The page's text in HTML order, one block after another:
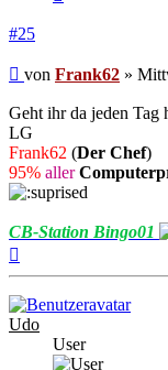
#25
Beitrag
von Frank62 »
Geht ihr da jeden Tag
LG
Frank62 (Der Chef)
95% aller
CB-Station Bingo01
Udo
User